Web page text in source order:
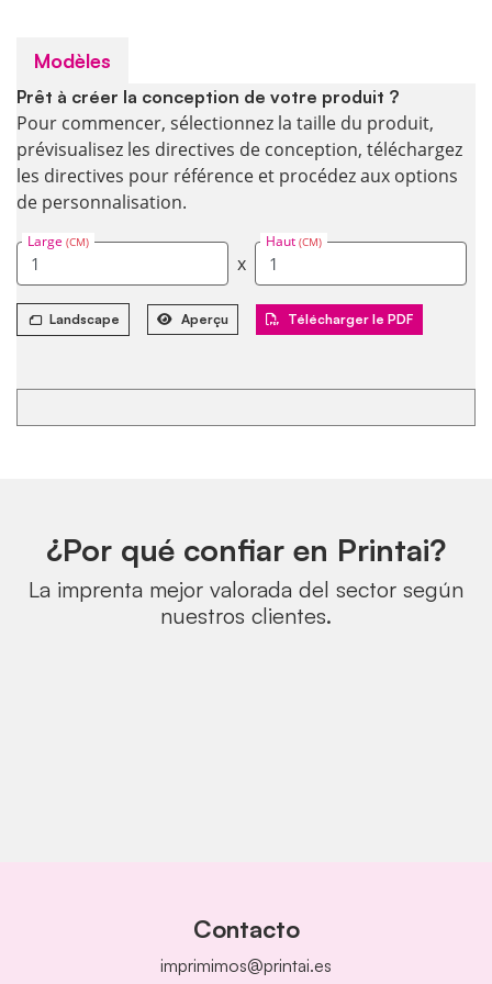
Modèles
Prêt à créer la conception de votre produit ?
Pour commencer, sélectionnez la taille du produit,
prévisualisez les directives de conception, téléchargez
les directives pour référence et procédez aux options
de personnalisation.
Large (CM)
x
Haut (CM)
Landscape Aperçu Télécharger le PDF
¿Por qué confiar en Printai?
La imprenta mejor valorada del sector según
nuestros clientes.
Contacto
imprimimos@printai.es